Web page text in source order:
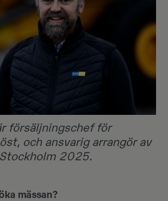
försäljningschef för
och ansvarig arrangör av
2025.
mässan?